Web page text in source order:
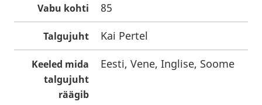
Vabu kohti 85
Talgujuht Kai Pertel
Keeled mida
talgujuht
räägib
Eesti, Vene, Inglise, Soome